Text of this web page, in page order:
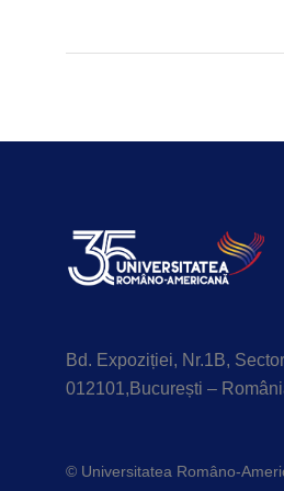
Bd. Expoziției, Nr.1B,
012101,București –
© Universitatea Româno-